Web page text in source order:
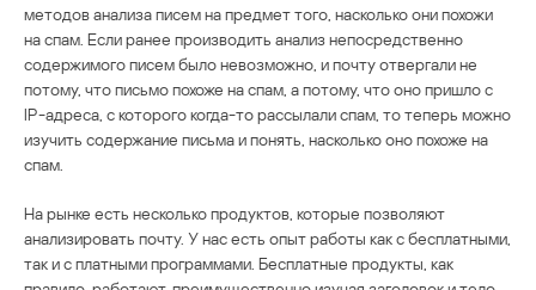
методов анализа писем на предмет того, насколько они похожи
на спам. Если ранее производить анализ непосредственно
содержимого писем было невозможно, и почту отвергали не
потому, что письмо похоже на спам, а потому, что оно пришло с
IP-адреса, с которого когда-то рассылали спам, то теперь можно
изучить содержание письма и понять, насколько оно похоже на
спам.
На рынке есть несколько продуктов, которые позволяют
анализировать почту. У нас есть опыт работы как с бесплатными,
так и с платными программами. Бесплатные продукты, как